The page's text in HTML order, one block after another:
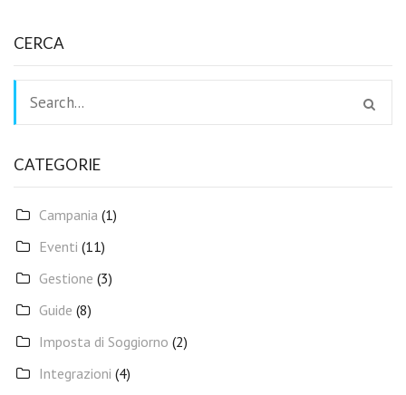
CERCA
CATEGORIE
Campania (1)
Eventi (11)
Gestione (3)
Guide (8)
Imposta di Soggiorno (2)
Integrazioni (4)